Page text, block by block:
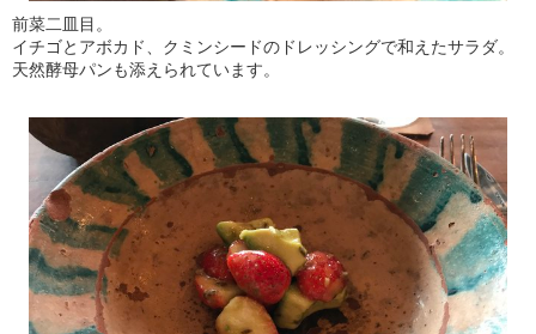
前菜二皿目。
イチゴとアボカド、クミンシードのドレッシングで和えたサラダ。
天然酵母パンも添えられています。